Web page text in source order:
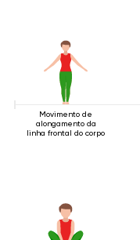
Movimento de
alongamento da
linha frontal do corpo